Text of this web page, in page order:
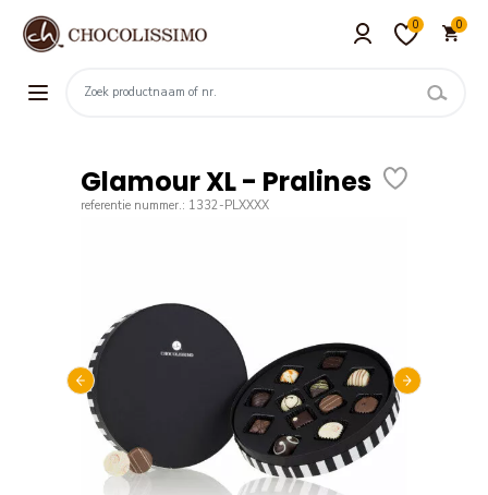
0 0
Glamour XL - Pralines
referentie nummer.: 1332-PLXXXX